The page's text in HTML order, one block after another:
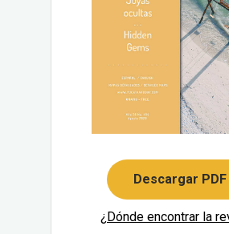
Descargar PDF
¿Dónde encontrar la